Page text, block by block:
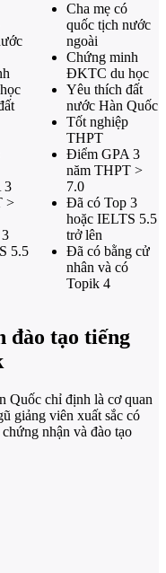
3
>
5.5
Cha mẹ có
quốc tịch nước
ngoài
Chứng minh
ĐKTC du học
Yêu thích đất
nước Hàn Quốc
Tốt nghiệp
THPT
Điểm GPA 3
năm THPT >
7.0
Đã có Top 3
hoặc IELTS 5.5
trở lên
Đã có bằng cử
nhân và có
Topik 4
đào tạo tiếng
chỉ định là cơ quan
giảng viên xuất sắc có
nhận và đào tạo